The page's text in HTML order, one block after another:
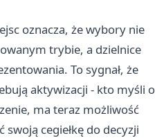
oznacza, że wybory nie
trybie, a dzielnice
To sygnał, że
aktywizacji - kto myśli o
ma teraz możliwość
swoją cegiełkę do decyzji